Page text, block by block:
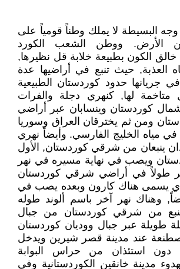
البسيطة لا يملك وطناً قومياً على
الأرض. ووطن الشعب الكورد
الكون بطبيعة خلابة قل نظيرها,
العذبة, حيث تنبع في أراضيها عدة
في جريانها حدود كوردستان الطبيعية
لها, كنهري دجلة والفرات
شمال كوردستان وينسابان عبر أراضي
ومن ثم يخترقان العراق وسوريا
في مياه الخليج الفارسي. وأيضاً نهري
ينبعان من شرقي كوردستان, الأول
ويصب في نهاية مسيره في نهر
طولاً في أراضي شرقي كوردستان
يسمى هناك كارون وبعده يصب في
وهناك نهر آخر باسم ألوند طوله
ينبع من شرقي كوردستان من جبال
طويلة عبر جبال ووديان كوردستان
عند مدينة قصر شيرين ويدخل
دون استئذان من حراس البوابة
مدينة خانقين الكوردستانية وفي